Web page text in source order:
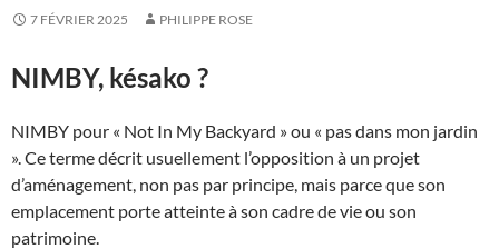
7 FÉVRIER 2025 PHILIPPE ROSE
NIMBY, késako ?
NIMBY pour « Not In My Backyard » ou « pas dans mon jardin
». Ce terme décrit usuellement l’opposition à un projet
d’aménagement, non pas par principe, mais parce que son
emplacement porte atteinte à son cadre de vie ou son
patrimoine.